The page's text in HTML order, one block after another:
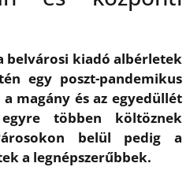
belvárosi kiadó albérletek
egy poszt-pandemikus
magány és az egyedüllét
többen költöznek
belül pedig a
a legnépszerűbbek.